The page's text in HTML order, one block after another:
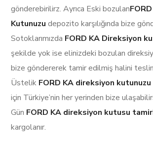
gönderebirilirz. Ayrıca Eski bozulan
Kutunuzu depozito karşılığında bize
Sotoklarımızda FORD KA Direksiyon
şekilde yok ise elinizdeki bozulan
bize göndererek tamir edilmiş halini
Üstelik FORD KA direksiyon kutunuzu
için Türkiye’nin her yerinden bize
Gün FORD KA direksiyon kutusu
kargolanır.